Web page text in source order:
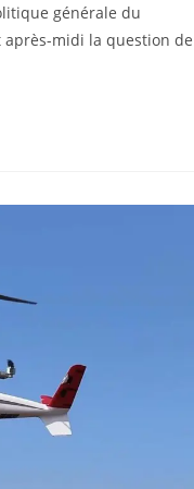
générale du
midi la question de